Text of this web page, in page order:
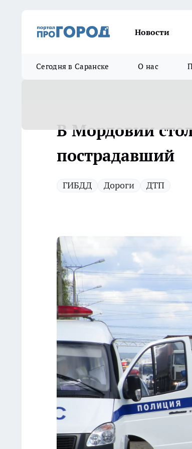
Новости
Сегодня в Саранске О нас
В Мордовии
пострадавший
ГИБДД Дороги ДТП